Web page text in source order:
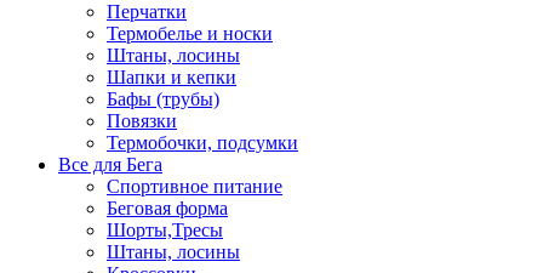
Перчатки
Термобелье и носки
Штаны, лосины
Шапки и кепки
Бафы (трубы)
Повязки
Термобочки, подсумки
Все для Бега
Спортивное питание
Беговая форма
Шорты,Тресы
Штаны, лосины